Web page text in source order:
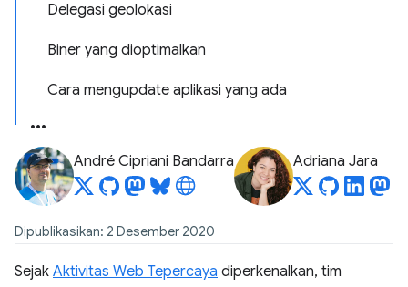
Delegasi geolokasi
Biner yang dioptimalkan
Cara mengupdate aplikasi yang ada
André Cipriani Bandarra Adriana Jara
Dipublikasikan: 2 Desember 2020
Sejak Aktivitas Web Tepercaya diperkenalkan, tim